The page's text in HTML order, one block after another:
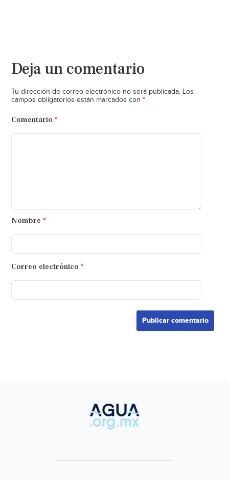
Deja un comentario
Tu dirección de correo electrónico no será publicada. Los
campos obligatorios están marcados con *
Comentario *
Nombre *
Correo electrónico *